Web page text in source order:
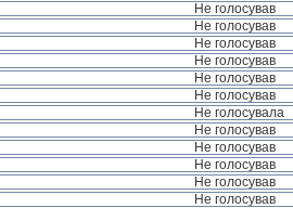
Не голосував
Не голосував
Не голосував
Не голосував
Не голосував
Не голосував
Не голосувала
Не голосував
Не голосував
Не голосував
Не голосував
Не голосував